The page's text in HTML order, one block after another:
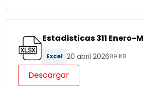
Estadisticas 311 Enero-
Excel 20 abril 202689 KB
Descargar